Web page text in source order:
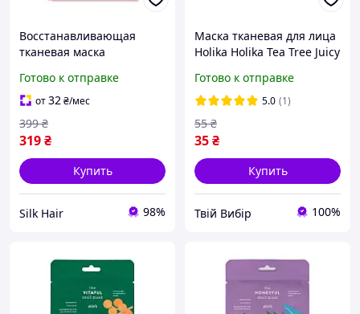
Восстанавливающая
тканевая маска
Ginseng Infusion Mask 15
г
Готово к отправке
от32₴/мес
319₴
399 ₴
Купить
Silk Hair 98%
Маска тканевая для лица
Holika Holika Tea Tree Juicy
чайного дерева
Готово к отправке
5.0 (1)
35₴
55 ₴
Купить
Твій Вибір 100%